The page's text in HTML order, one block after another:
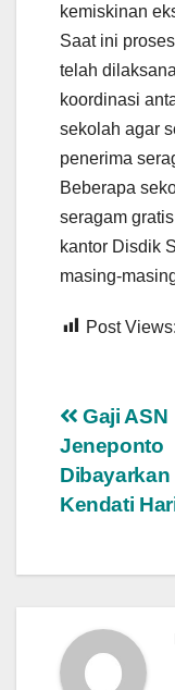
kemiskinan
Saat ini
telah
koordinasi
sekolah agar
penerima
Beberapa
seragam
kantor Disdik
masing-
Post Views:
pos
Gaji ASN
Jeneponto
Dibayarkan
Kendati